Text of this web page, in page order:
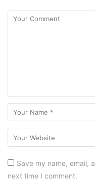
Save my name, email,
next time I comment.